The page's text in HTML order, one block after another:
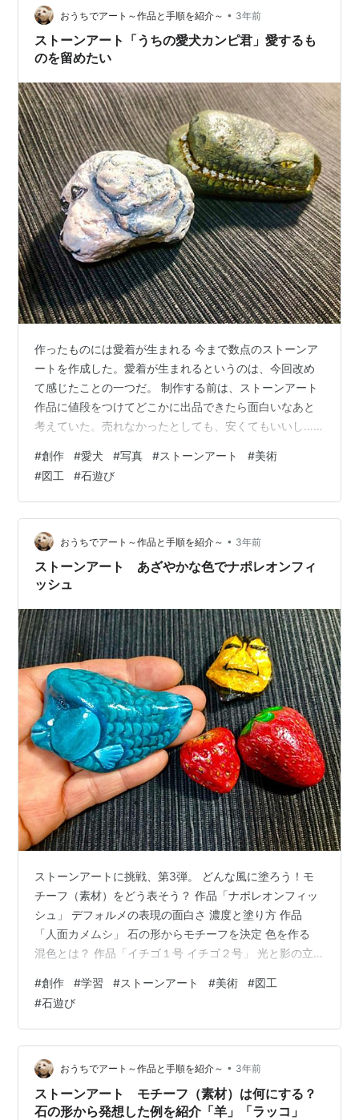
て フォーカスした事象にその後 関連するものに少しで…
おうちでアート～作品と手順を紹介～ • 3年前
ストーンアート「うちの愛犬カンピ君」愛するも
のを留めたい
作ったものには愛着が生まれる 今まで数点のストーンア
ートを作成した。愛着が生まれるというのは、今回改め
て感じたことの一つだ。 制作する前は、ストーンアート
作品に値段をつけてどこかに出品できたら面白いなあと
考えていた。売れなかったとしても、安くてもいいし…
に魅力を感じてもらえるものだろうか、という気持ちも
あったので、なかなか実行するには勇気が必要そうだっ
た。 やがて、作っているうちに数が増えて、違う感情が
生まれてきた。完成したストーンアートを眺めては、こ
の子達、うちの子だ。値段をつけるなんてどうだろう。
そもそも、よそにやれないなあ。と、最近思う。…
#創作 #愛犬 #写真 #ストーンアート #美術
#図工 #石遊び
おうちでアート～作品と手順を紹介～ • 3年前
ストーンアート あざやかな色でナポレオンフィ
ッシュ
ストーンアートに挑戦、第3弾。 どんな風に塗ろう！モ
チーフ（素材）をどう表そう？ 作品「ナポレオンフィッ
シュ」 デフォルメの表現の面白さ 濃度と塗り方 作品
「人面カメムシ」 石の形からモチーフを決定 色を作る
混色とは？ 作品「イチゴ１号 イチゴ２号」 光と影の立
魅力を改めて感じる プレバト ストーンアート（２０２３
年６月１５日放送） どんな風に塗ろう！モチーフ（素
材）をどう表そう？ これまで、描いてきたのは動物だっ
た。犬や羊といった哺乳類、鳥など、毛や翼のあるもの
たち。 魚類、昆虫などは、つるんとした表面。へこみや
ぼつぼつがない石の方が表…
#創作 #学習 #ストーンアート #美術 #図工
#石遊び
おうちでアート～作品と手順を紹介～ • 3年前
ストーンアート モチーフ（素材）は何にする？
石の形から発想した例を紹介「羊」「ラッコ」